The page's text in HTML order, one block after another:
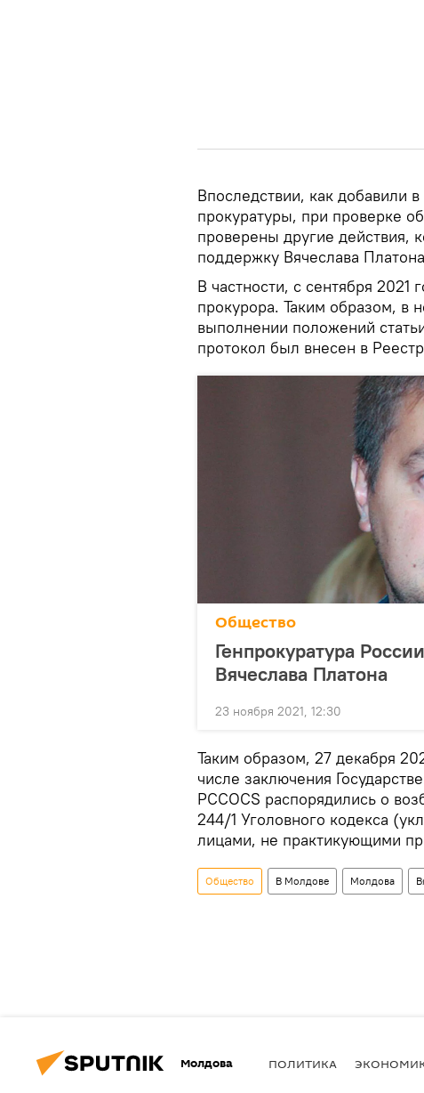
Впоследствии, как добавили
прокуратуры, при проверке
проверены другие
поддержку Вячеслава
В частности, с сентября 2021
прокурора. Таким образом, в
выполнении положений
протокол был внесен в
Общество
Генпрокуратура
Вячеслава Платона
23 ноября 2021, 12:30
Таким образом, 27 декабря
числе заключения
PCCOCS распорядились о
244/1 Уголовного кодекса
лицами, не практикующими
Общество В Молдове Молдова
Молдова ПОЛИТИКА